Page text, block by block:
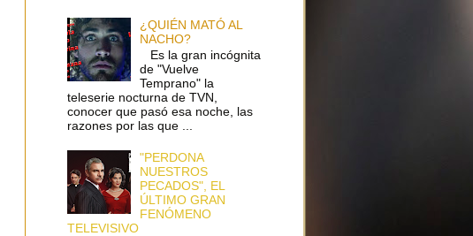
¿QUIÉN MATÓ AL
NACHO?
Es la gran incógnita
de "Vuelve
Temprano" la
teleserie nocturna de TVN,
conocer que pasó esa noche, las
razones por las que ...
"PERDONA
NUESTROS
PECADOS", EL
ÚLTIMO GRAN
FENÓMENO
TELEVISIVO